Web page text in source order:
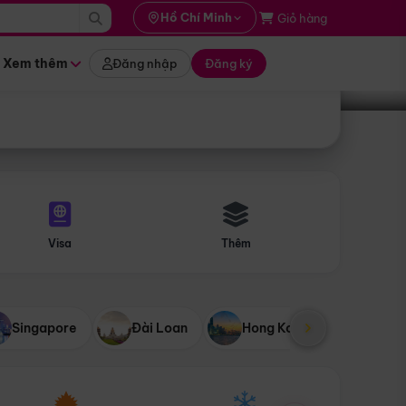
Hồ Chí Minh Giỏ hàng
Xem thêm Đăng nhập Đăng ký
Tìm tour
Visa Thêm
Singapore Đài Loan Hong Kong